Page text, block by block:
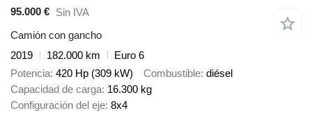
95.000 € Sin IVA
Camión con gancho
2019
182.000 km
Euro 6
Potencia 420 Hp (309 kW) Combustible diésel
Capacidad de carga 16.300 kg
Configuración del eje 8x4